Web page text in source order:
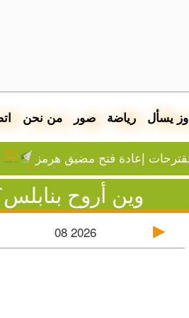
يسأل رياضة صور من نحن
إعادة فتح مضيق هرمز
دفاع مشترك اليوم
عقب شمال القدس
جدول توزيع المياه
أسعار صرف
لبطولات كأس العالم
في قلنديا وكفر عقب
وين أروح
2026
08